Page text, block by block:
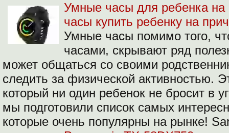
Умные часы для ребенка на
часы купить ребенку на
Умные часы помимо того,
часами, скрывают ряд
может общаться со своими
следить за физической активностью.
который ни один ребенок не бросит в
мы подготовили список самых
которые очень популярны на рынке!